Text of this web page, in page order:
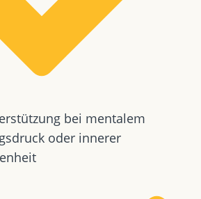
bei mentalem
oder innerer